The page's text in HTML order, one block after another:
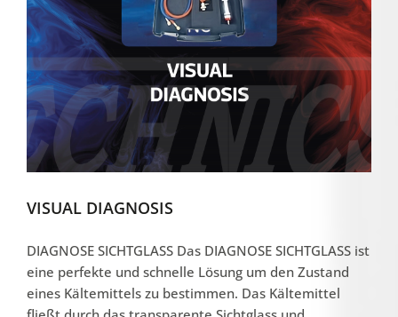
VISUAL DIAGNOSIS
DIAGNOSE SICHTGLASS Das DIAGNOSE SICHTGLASS ist
eine perfekte und schnelle Lösung um den Zustand
eines Kältemittels zu bestimmen. Das Kältemittel